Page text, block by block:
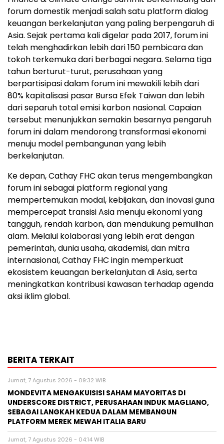
forum domestik menjadi salah satu platform dialog
keuangan berkelanjutan yang paling berpengaruh di
Asia. Sejak pertama kali digelar pada 2017, forum ini
telah menghadirkan lebih dari 150 pembicara dan
tokoh terkemuka dari berbagai negara. Selama tiga
tahun berturut-turut, perusahaan yang
berpartisipasi dalam forum ini mewakili lebih dari
80% kapitalisasi pasar Bursa Efek Taiwan dan lebih
dari separuh total emisi karbon nasional. Capaian
tersebut menunjukkan semakin besarnya pengaruh
forum ini dalam mendorong transformasi ekonomi
menuju model pembangunan yang lebih
berkelanjutan.
Ke depan, Cathay FHC akan terus mengembangkan
forum ini sebagai platform regional yang
mempertemukan modal, kebijakan, dan inovasi guna
mempercepat transisi Asia menuju ekonomi yang
tangguh, rendah karbon, dan mendukung pemulihan
alam. Melalui kolaborasi yang lebih erat dengan
pemerintah, dunia usaha, akademisi, dan mitra
internasional, Cathay FHC ingin memperkuat
ekosistem keuangan berkelanjutan di Asia, serta
meningkatkan kontribusi kawasan terhadap agenda
aksi iklim global.
BERITA TERKAIT
Jumat, 7 Agustus 2026 - 09:32 WIB
MONDEVITA MENGAKUISISI SAHAM MAYORITAS DI
UNDERSCORE DISTRICT, PERUSAHAAN INDUK MAGLIANO,
SEBAGAI LANGKAH KEDUA DALAM MEMBANGUN
PLATFORM MEREK MEWAH ITALIA BARU
Jumat, 7 Agustus 2026 - 04:14 WIB